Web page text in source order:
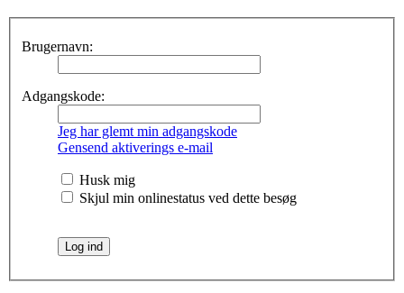
Brugernavn:
Adgangskode:
Jeg har glemt min adgangskode
Gensend aktiverings e-mail
Husk mig
Skjul min onlinestatus ved dette besøg